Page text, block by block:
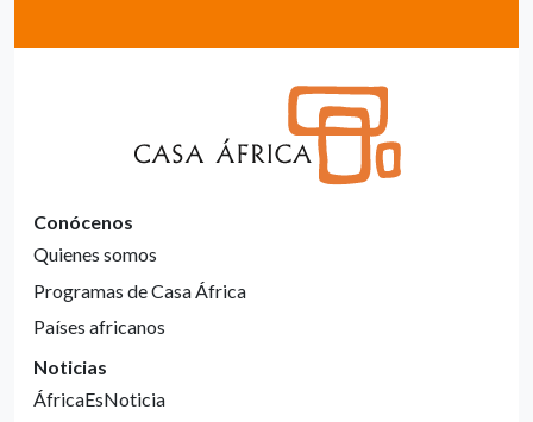
Conócenos
Quienes somos
Programas de Casa África
Países africanos
Noticias
ÁfricaEsNoticia